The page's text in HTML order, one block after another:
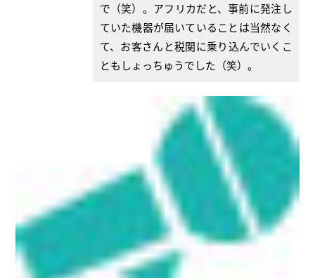
で（笑）。アフリカだと、事前に発注し
ていた機器が届いていることは当然なく
て、お客さんと税関に乗り込んでいくこ
ともしょっちゅうでした（笑）。